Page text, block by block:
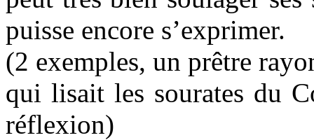
puisse encore s’exprimer.
(2 exemples, un prêtre
qui lisait les sourates du
réflexion)